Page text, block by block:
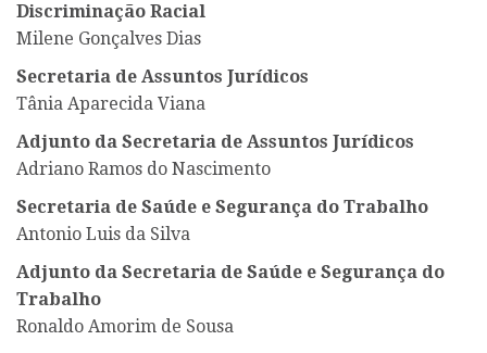
Discriminação Racial
Milene Gonçalves Dias
Secretaria de Assuntos Jurídicos
Tânia Aparecida Viana
Adjunto da Secretaria de Assuntos Jurídicos
Adriano Ramos do Nascimento
Secretaria de Saúde e Segurança do Trabalho
Antonio Luis da Silva
Adjunto da Secretaria de Saúde e Segurança do
Trabalho
Ronaldo Amorim de Sousa